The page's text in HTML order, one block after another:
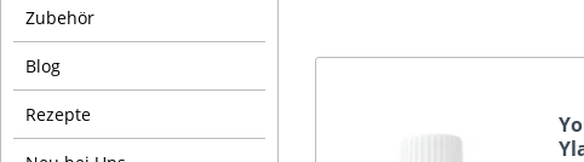
Zubehör
Blog
Rezepte